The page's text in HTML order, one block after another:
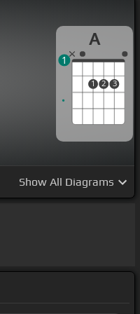
A
1 2 3
1
Show All Diagrams